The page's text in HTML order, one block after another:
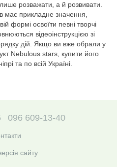
розважати, а й розвивати.
має прикладне значення,
формі освоїти певні творчі
відеоінструкцією зі
дій. Якщо ви вже обрали у
Nebulous stars, купити його
та по всій Україні.
096 609-13-40
сайту